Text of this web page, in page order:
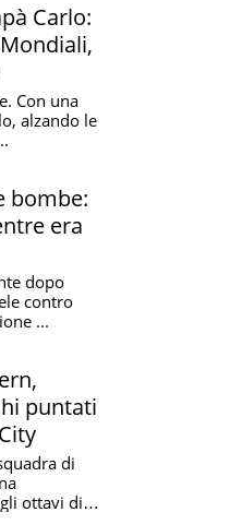
Carlo:
Con una
alzando le
bombe:
era
dopo
contro
...
puntati
di
ottavi di